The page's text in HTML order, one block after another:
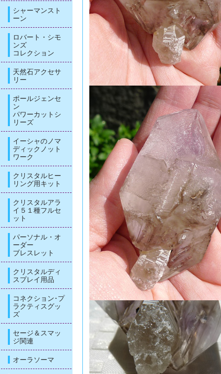
シャーマンスト
ーン
ロバート・シモ
ンズ
コレクション
天然石アクセサ
リー
ポールジェンセ
ン
パワーカットシ
リーズ
イーシャのノマ
ディックノット
ワーク
クリスタルヒー
リング用キット
クリスタルアラ
イ５１種フルセ
ット
パーソナル・オ
ーダー
ブレスレット
クリスタルディ
スプレイ用品
コネクション･プ
ラクティスグッ
ズ
セージ＆スマッ
ジ関連
オーラソーマ